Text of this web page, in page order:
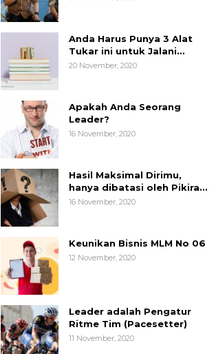
Anda Harus Punya 3 Alat
Tukar ini untuk Jalani
Hidup.
20 November, 2020
Apakah Anda Seorang
Leader?
16 November, 2020
Hasil Maksimal Dirimu,
hanya dibatasi oleh Pikiran
Negatif.
16 November, 2020
Keunikan Bisnis MLM No 06
12 November, 2020
Leader adalah Pengatur
Ritme Tim (Pacesetter)
11 November, 2020